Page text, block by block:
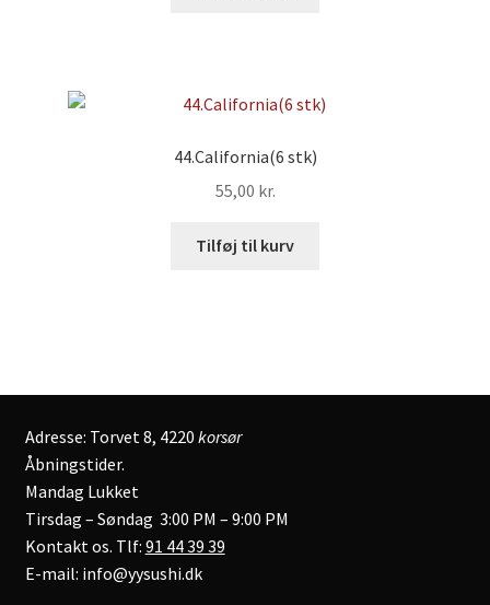
44.California(6 stk)
55,00 kr.
Tilføj til kurv
Adresse: Torvet 8, 4220 korsør
Åbningstider.
Mandag Lukket
Tirsdag – Søndag 3:00 PM – 9:00 PM
Kontakt os. Tlf: 91 44 39 39
E-mail: info@yysushi.dk